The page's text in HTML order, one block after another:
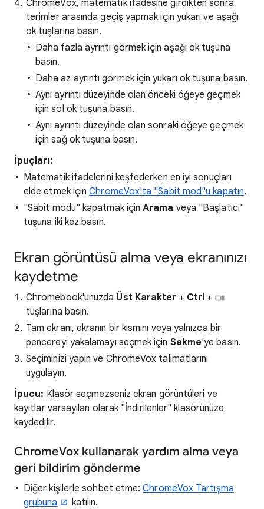
ChromeVox, matematik ifadesine girdikten sonra
terimler arasında geçiş yapmak için yukarı ve aşağı
ok tuşlarına basın.
Daha fazla ayrıntı görmek için aşağı ok tuşuna
basın.
Daha az ayrıntı görmek için yukarı ok tuşuna basın.
Aynı ayrıntı düzeyinde olan önceki öğeye geçmek
için sol ok tuşuna basın.
Aynı ayrıntı düzeyinde olan sonraki öğeye geçmek
için sağ ok tuşuna basın.
İpuçları:
Matematik ifadelerini keşfederken en iyi sonuçları
elde etmek içinChromeVox'ta "Sabit mod"u kapatın.
"Sabit modu" kapatmak içinArama veya "Başlatıcı"
tuşuna iki kez basın.
Ekran görüntüsü alma veya ekranınızı
kaydetme
Chromebook'unuzda Üst Karakter + Ctrl +
tuşlarına basın.
Tam ekranı, ekranın bir kısmını veya yalnızca bir
pencereyi yakalamayı seçmek için Sekme'ye basın.
Seçiminizi yapın ve ChromeVox talimatlarını
uygulayın.
İpucu: Klasör seçmezseniz ekran görüntüleri ve
kayıtlar varsayılan olarak "İndirilenler" klasörünüze
kaydedilir.
ChromeVox kullanarak yardım alma veya
geri bildirim gönderme
Diğer kişilerle sohbet etme:ChromeVox Tartışma
grubuna
katılın.